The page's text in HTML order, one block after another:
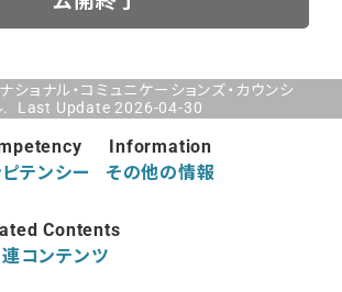
ショナル・コミュニケーションズ・カウンシ
. Last Update 2026-04-30
テンシー
Information
その他の情報
Contents
連コンテンツ